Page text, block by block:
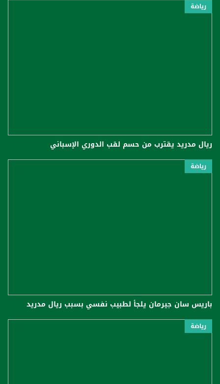
رياضة
ريال مدريد يقترب من حسم لقب الدوري الإسباني
رياضة
باريس سان جيرمان يلجأ لطبيب نفسي بسبب ريال مدريد
رياضة